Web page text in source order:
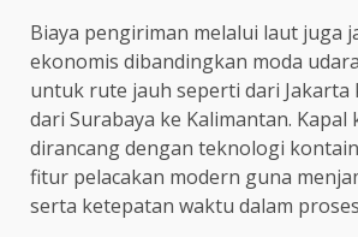
Biaya pengiriman melalui laut juga
ekonomis dibandingkan moda
untuk rute jauh seperti dari Jakarta
dari Surabaya ke Kalimantan. Kapal
dirancang dengan teknologi
fitur pelacakan modern guna
serta ketepatan waktu dalam